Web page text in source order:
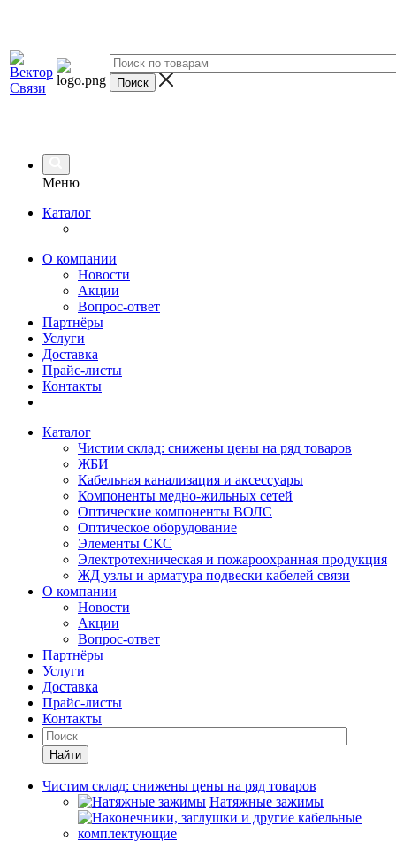
Меню
Каталог
О компании
Новости
Акции
Вопрос-ответ
Партнёры
Услуги
Доставка
Прайс-листы
Контакты
Каталог
Чистим склад: снижены цены на ряд товаров
ЖБИ
Кабельная канализация и аксессуары
Компоненты медно-жильных сетей
Оптические компоненты ВОЛС
Оптическое оборудование
Элементы СКС
Электротехническая и пожароохранная продукция
ЖД узлы и арматура подвески кабелей связи
О компании
Новости
Акции
Вопрос-ответ
Партнёры
Услуги
Доставка
Прайс-листы
Контакты
Найти
Чистим склад: снижены цены на ряд товаров
Натяжные зажимы